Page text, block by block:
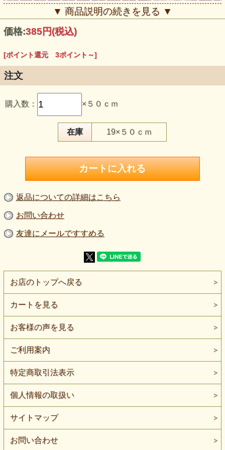
【品 番】g1364
【商品名】ジョーゼット ランダムチェック くすんだピン
【価 格】350円＋消費税
【販売単位】50cm単位になります。
【生地の厚さ】薄手
【生地の伸び】伸びない
【特 徴】くすんだピンク地にランダムなチェック柄が入っ
た、透け感のある薄手ジョーゼットです。軽い羽織りやブラ
ウス、重ね着アイテム、衣装づくりにも取り入れやすい素材
です
です。薄手で透け感がありますので、一枚仕立てではインナ
断位置により多少異なります。色味や質感は閲覧環境により
在庫がなくなり次第終了となります。
くすんだピンク地にランダムなチェック柄が入った、透け感
のある薄手ジョーゼットです。
軽い羽織りやブラウス、重ね着アイテム、衣装素材にも取り
入れやすい織物生地です。
ベースの色は、
甘すぎない、少し落ち着いたくすみ系のピンクです。
明るいピンクよりも大人っぽくまとまりやすく、黒・白・生
成り・グレー系とも合わせやすい印象があります。
合いです。
細いラインが不規則に交差するランダムチェックです。
きっちり整った格子柄ではなく、少しラフに描いたような表
情があり、シンプルな形でも生地に動きが出やすいのが魅力
です。
▼ 商品説明の続きを見る ▼
価格:385円(税込)
[ポイント還元 3ポイント～]
注文
購入数： ×５０ｃｍ
在庫 19×５０ｃｍ
返品についての詳細はこちら
お問い合わせ
友達にメールですすめる
お店のトップへ戻る
カートを見る
お客様の声を見る
ご利用案内
特定商取引法表示
個人情報の取扱い
サイトマップ
お問い合わせ